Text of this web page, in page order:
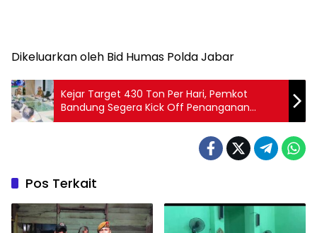
Dikeluarkan oleh Bid Humas Polda Jabar
Kejar Target 430 Ton Per Hari, Pemkot
Bandung Segera Kick Off Penanganan
Sampah.
Pos Terkait